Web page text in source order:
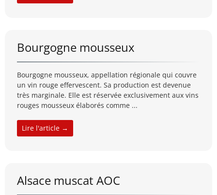
Bourgogne mousseux
Bourgogne mousseux, appellation régionale qui couvre
un vin rouge effervescent. Sa production est devenue
très marginale. Elle est réservée exclusivement aux vins
rouges mousseux élaborés comme ...
Lire l'article →
Alsace muscat AOC